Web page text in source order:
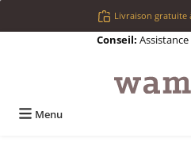
Passer au contenu principalLivraison gratuite
Conseil:
Menu